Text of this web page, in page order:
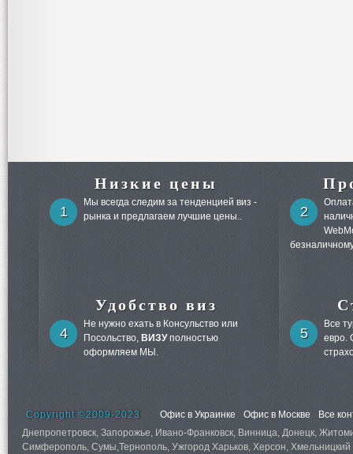
Низкие цены
1
Мы всегда следим за тенденцией виз -
рынка и предлагаем лучшие цены..
2
Удобство виз
4
Не нужно ехать в Консульство или
Посольство, ВИЗУполностью
оформляем МЫ.
5
Все
евро.
Copyright ©2009-2023 Офис в Украинке Офис в Москве
Все
Днепропетровск, Запорожье, Ивано-Франковск, Винница, Донецк,
Симферополь, Сумы,Тернополь, Ужгород Харьков, Херсон,